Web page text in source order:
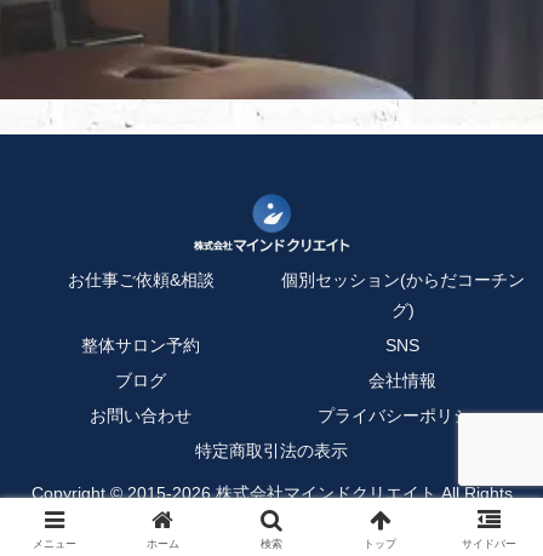
お仕事ご依頼&相談
個別セッション(からだコーチン
グ)
整体サロン予約
SNS
ブログ
会社情報
お問い合わせ
プライバシーポリシー
特定商取引法の表示
Copyright © 2015-2026 株式会社マインドクリエイト All Rights
Reserved.
メニュー ホーム 検索 トップ サイドバー